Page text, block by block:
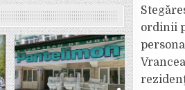
ordinii